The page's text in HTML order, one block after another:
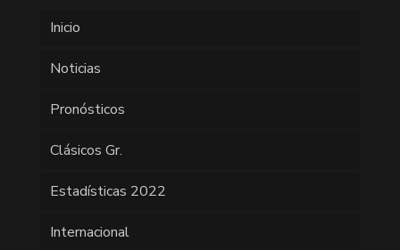
Inicio
Noticias
Pronósticos
Clásicos Gr.
Estadísticas 2022
Internacional